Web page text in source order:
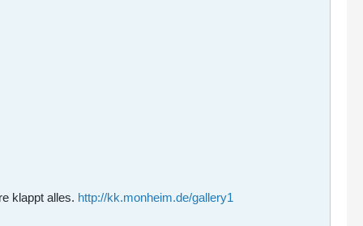
klappt alles. http://kk.monheim.de/gallery1